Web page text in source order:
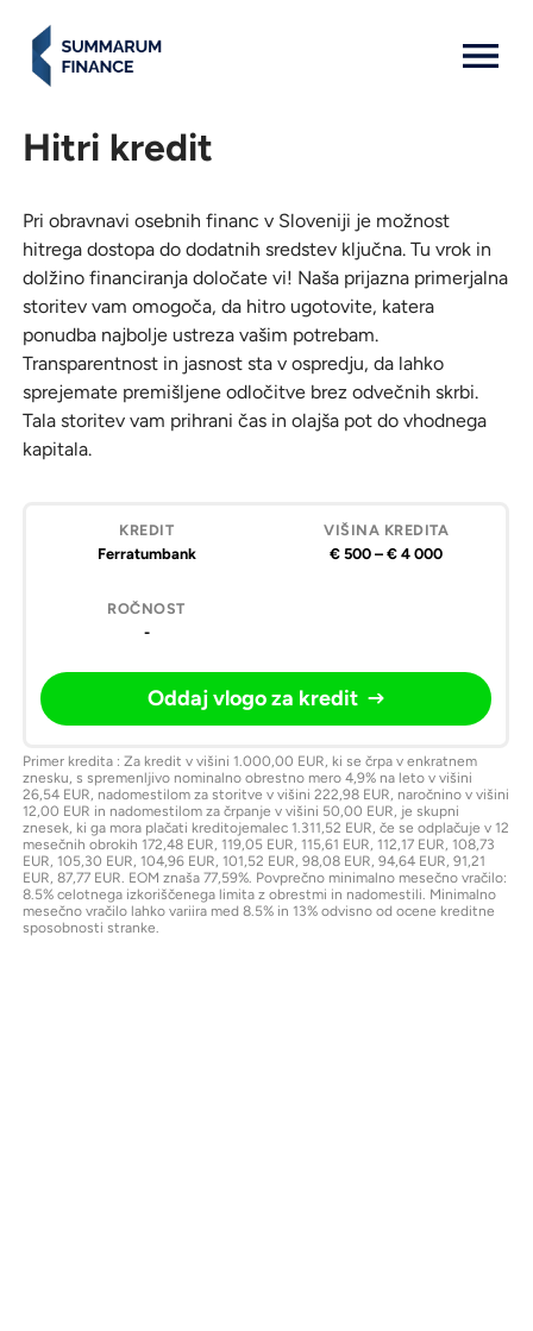
Hitri kredit
Pri obravnavi osebnih financ v Sloveniji je možnost
hitrega dostopa do dodatnih sredstev ključna. Tu vrok in
dolžino financiranja določate vi! Naša prijazna primerjalna
storitev vam omogoča, da hitro ugotovite, katera
ponudba najbolje ustreza vašim potrebam.
Transparentnost in jasnost sta v ospredju, da lahko
sprejemate premišljene odločitve brez odvečnih skrbi.
Tala storitev vam prihrani čas in olajša pot do vhodnega
kapitala.
Višina
kredita
Oddaj
vlogo
Ferratumbank € 500 – € 4 000
-
Oddaj vlogo za kredit
Primer kredita : Za kredit v višini 1.000,00 EUR, ki se črpa v enkratnem
znesku, s spremenljivo nominalno obrestno mero 4,9% na leto v višini
26,54 EUR, nadomestilom za storitve v višini 222,98 EUR, naročnino v višini
12,00 EUR in nadomestilom za črpanje v višini 50,00 EUR, je skupni
znesek, ki ga mora plačati kreditojemalec 1.311,52 EUR, če se odplačuje v 12
mesečnih obrokih 172,48 EUR, 119,05 EUR, 115,61 EUR, 112,17 EUR, 108,73
EUR, 105,30 EUR, 104,96 EUR, 101,52 EUR, 98,08 EUR, 94,64 EUR, 91,21
EUR, 87,77 EUR. EOM znaša 77,59%. Povprečno minimalno mesečno vračilo:
8.5% celotnega izkoriščenega limita z obrestmi in nadomestili. Minimalno
mesečno vračilo lahko variira med 8.5% in 13% odvisno od ocene kreditne
sposobnosti stranke.